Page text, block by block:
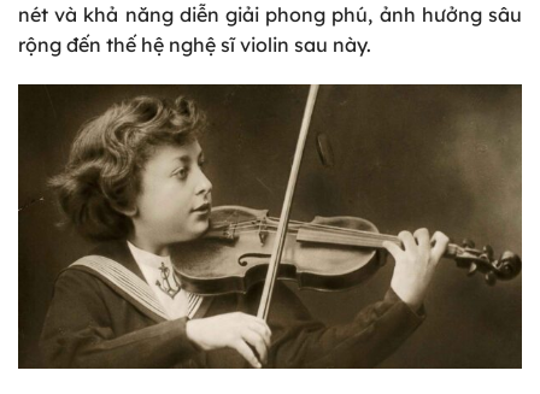
nét và khả năng diễn giải phong phú, ảnh hưởng sâu
rộng đến thế hệ nghệ sĩ violin sau này.